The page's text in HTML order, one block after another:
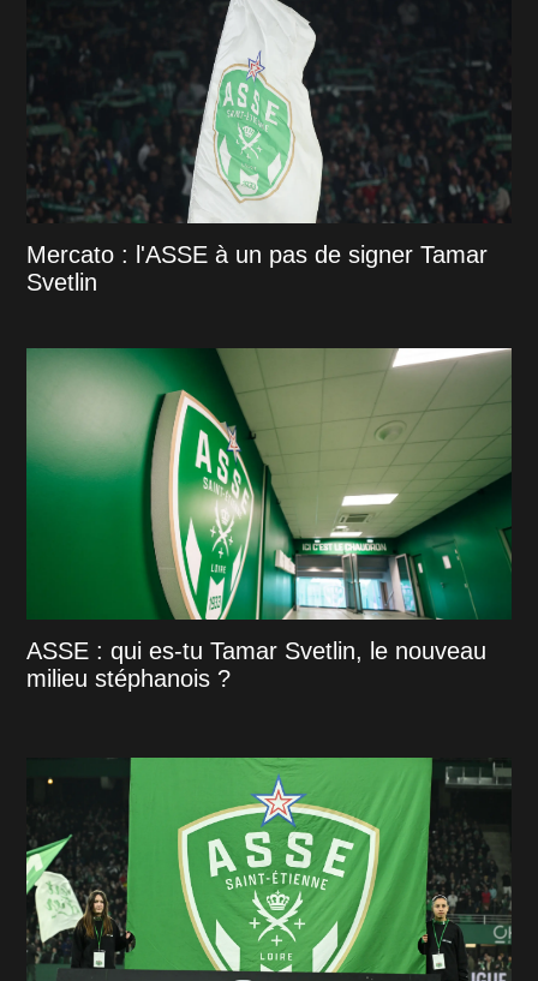
Mercato : l'ASSE à un pas de signer Tamar
Svetlin
ASSE : qui es-tu Tamar Svetlin, le nouveau
milieu stéphanois ?